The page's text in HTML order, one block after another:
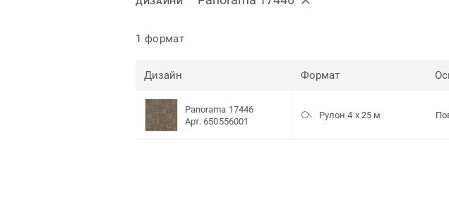
1 формат
Дизайн Формат
Panorama 17446
Арт. 650556001
Рулон 4 x 25 м